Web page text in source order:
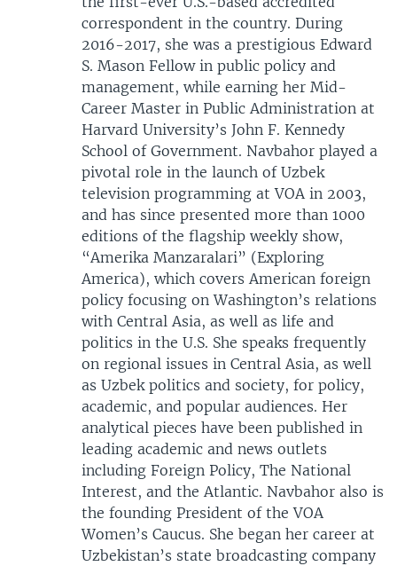
correspondent in the country. During
2016-2017, she was a prestigious Edward
S. Mason Fellow in public policy and
management, while earning her Mid-
Career Master in Public Administration at
Harvard University’s John F. Kennedy
School of Government. Navbahor played a
pivotal role in the launch of Uzbek
television programming at VOA in 2003,
and has since presented more than 1000
editions of the flagship weekly show,
“Amerika Manzaralari” (Exploring
America), which covers American foreign
policy focusing on Washington’s relations
with Central Asia, as well as life and
politics in the U.S. She speaks frequently
on regional issues in Central Asia, as well
as Uzbek politics and society, for policy,
academic, and popular audiences. Her
analytical pieces have been published in
leading academic and news outlets
including Foreign Policy, The National
Interest, and the Atlantic. Navbahor also is
the founding President of the VOA
Women’s Caucus. She began her career at
Uzbekistan’s state broadcasting company